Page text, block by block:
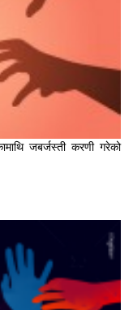
जबर्जस्ती करणी गरेको